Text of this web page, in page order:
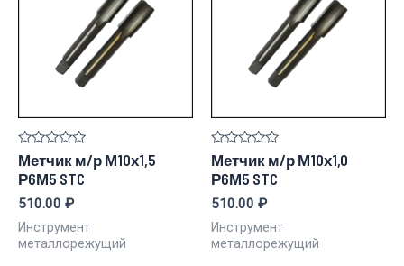
Rated
0
out
5
Метчик м/р М10х1,5
Р6М5 STC
510.00 ₽
Инструмент
металлорежущий
Rated
0
out
5
Метчик м/р М10х1,0
Р6М5 STC
510.00 ₽
Инструмент
металлорежущий